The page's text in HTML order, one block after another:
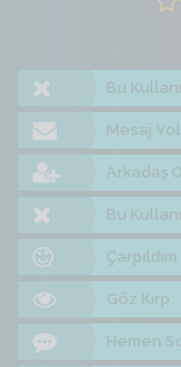
Bu
Mesaj
Arkadaş
Bu
Göz Kırp
Hemen